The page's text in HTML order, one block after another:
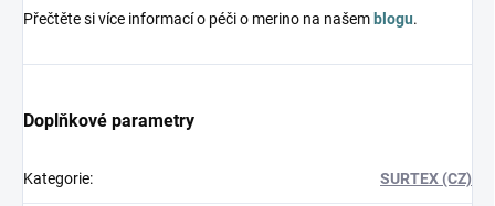
Přečtěte si více informací o péči o merino na našem blogu.
Doplňkové parametry
Kategorie: SURTEX (CZ)